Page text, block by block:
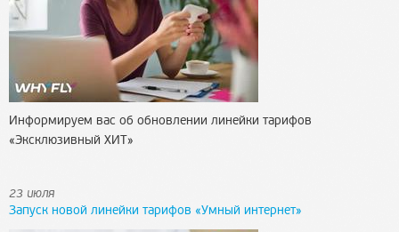
Информируем вас об обновлении линейки тарифов
«Эксклюзивный ХИТ»
23 июля
Запуск новой линейки тарифов «Умный интернет»